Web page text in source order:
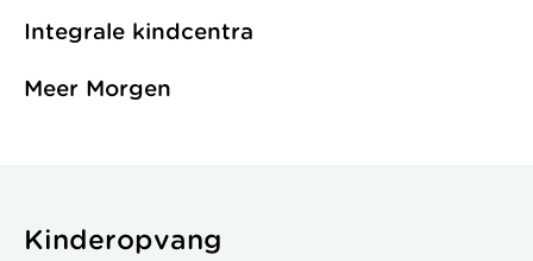
zonder
voor de wereld van
Allemaal vanuit
Integrale kindcentra
Meer Morgen
Kinderopvang